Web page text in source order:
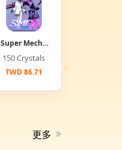
Super Mecha
Champions
150 Crystals
TWD 86.71
更多